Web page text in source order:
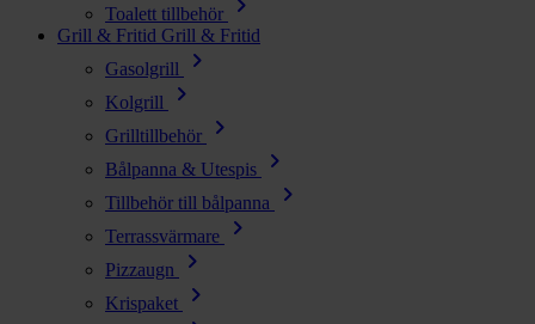
Toalett tillbehör
Grill & Fritid Grill & Fritid
Gasolgrill
chevron_right
Kolgrill chevron_right
Grilltillbehör chevron_right
Bålpanna & Utespis chevron_right
Tillbehör till bålpanna chevron_right
Terrassvärmare chevron_right
Pizzaugn chevron_right
Krispaket chevron_right